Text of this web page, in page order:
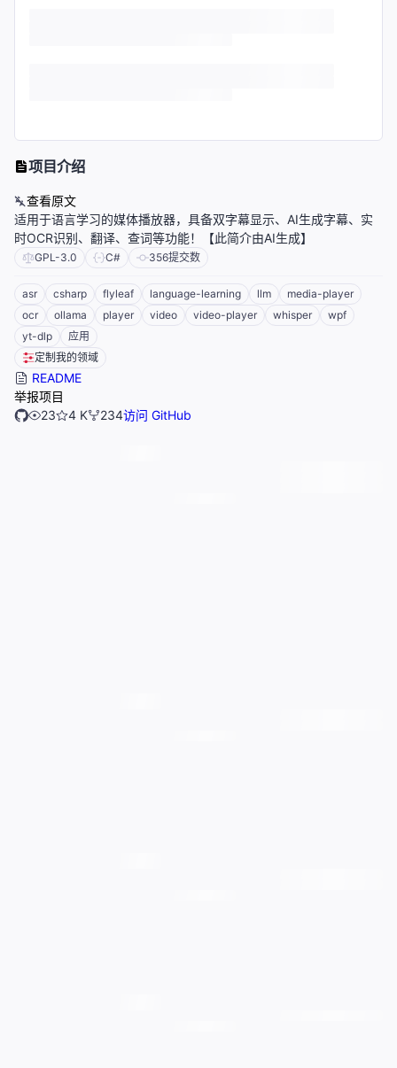
项目介绍
查看原文
适用于语言学习的媒体播放器，具备双字幕显示、AI生成字幕、实
时OCR识别、翻译、查词等功能！【此简介由AI生成】
GPL-3.0 C# 356提交数
asr csharp flyleaf language-learning llm
media-player
ocr
ollama player video video-player whisper
wpf
yt-dlp
应用
定制我的领域
README
举报项目
23
4 K 234访问 GitHub